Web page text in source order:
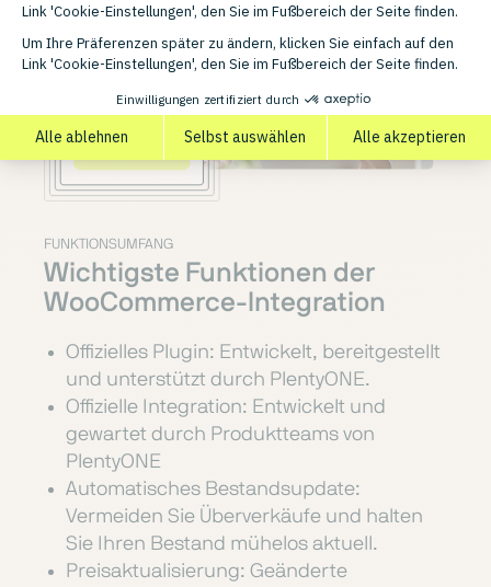
FUNKTIONSUMFANG
Wichtigste Funktionen der
WooCommerce-Integration
Offizielles Plugin: Entwickelt, bereitgestellt
und unterstützt durch PlentyONE.
Offizielle Integration: Entwickelt und
gewartet durch Produktteams von
PlentyONE
Automatisches Bestandsupdate:
Vermeiden Sie Überverkäufe und halten
Sie Ihren Bestand mühelos aktuell.
Preisaktualisierung: Geänderte